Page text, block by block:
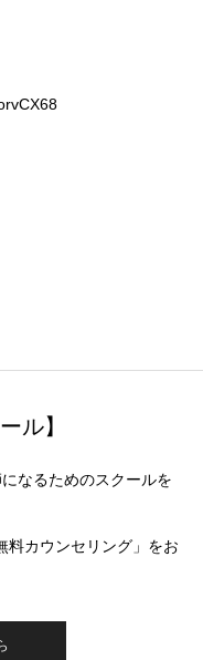
ル】
なるためのスクールを
料カウンセリング」をお